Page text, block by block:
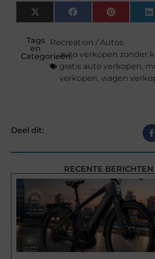
X
(Twitter)
FacebookPinterest
Tags
en
Categorieën:
Recreation / Autos
auto verkopen zonder
gratis auto verkopen,
verkopen,wagen
Deel dit:
RECENTE BERICHTEN